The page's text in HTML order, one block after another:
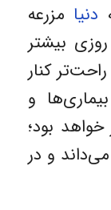
دنیا مزرعه
بیشتر
کنار
و
بود؛
می‌داند و در